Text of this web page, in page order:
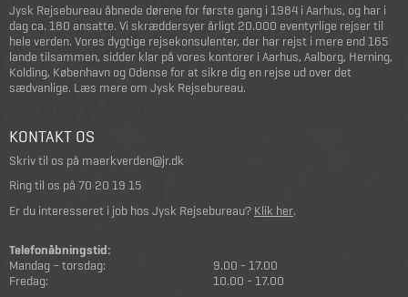
Jysk Rejsebureau åbnede dørene for første gang i 1984 i Aarhus, og har i
dag ca. 180 ansatte. Vi skræddersyer årligt 20.000 eventyrlige rejser til
hele verden. Vores dygtige rejsekonsulenter, der har rejst i mere end 165
lande tilsammen, sidder klar på vores kontorer i Aarhus, Aalborg, Herning,
Kolding, København og Odense for at sikre dig en rejse ud over det
sædvanlige. Læs mere om Jysk Rejsebureau.
KONTAKT OS
Skriv til os på maerkverden@jr.dk
Ring til os på 70 20 19 15
Er du interesseret i job hos Jysk Rejsebureau? Klik her.
Telefonåbningstid:
Mandag – torsdag:
9.00 - 17.00
Fredag:
10.00 - 17.00